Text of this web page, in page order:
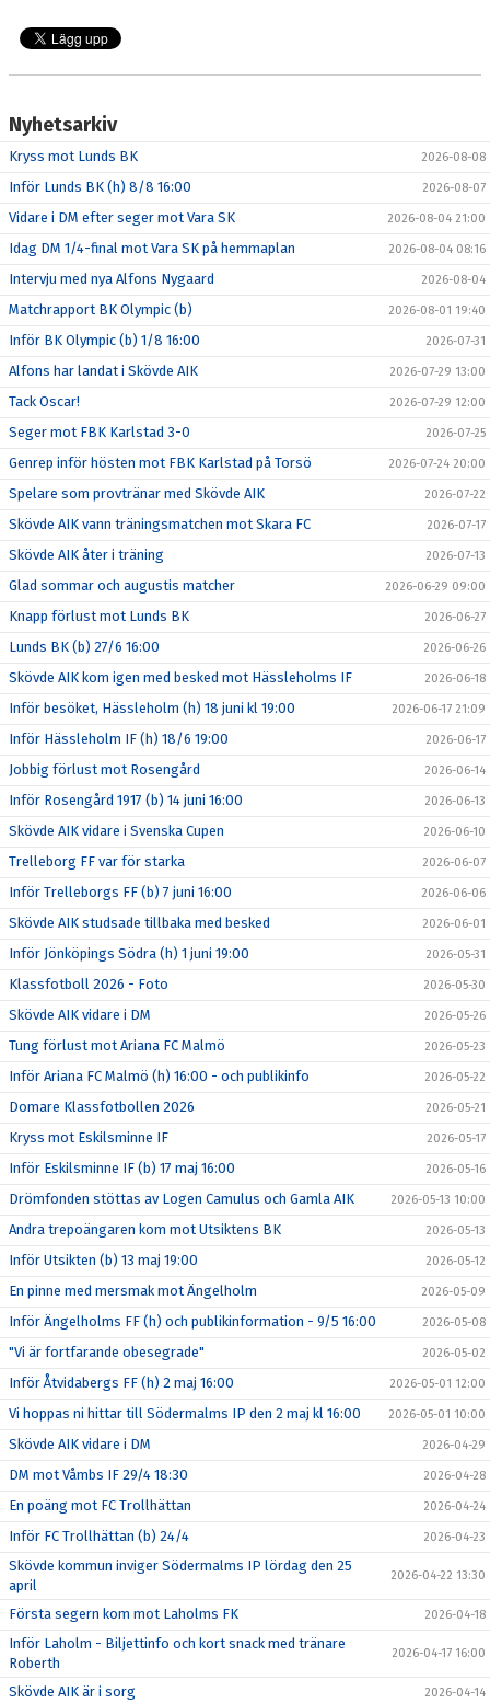
Nyhetsarkiv
Kryss mot Lunds BK 2026-08-08
Inför Lunds BK (h) 8/8 16:00 2026-08-07
Vidare i DM efter seger mot Vara SK 2026-08-04 21:00
Idag DM 1/4-final mot Vara SK på hemmaplan 2026-08-04 08:16
Intervju med nya Alfons Nygaard 2026-08-04
Matchrapport BK Olympic (b) 2026-08-01 19:40
Inför BK Olympic (b) 1/8 16:00 2026-07-31
Alfons har landat i Skövde AIK 2026-07-29 13:00
Tack Oscar! 2026-07-29 12:00
Seger mot FBK Karlstad 3-0 2026-07-25
Genrep inför hösten mot FBK Karlstad på Torsö 2026-07-24 20:00
Spelare som provtränar med Skövde AIK 2026-07-22
Skövde AIK vann träningsmatchen mot Skara FC 2026-07-17
Skövde AIK åter i träning 2026-07-13
Glad sommar och augustis matcher 2026-06-29 09:00
Knapp förlust mot Lunds BK 2026-06-27
Lunds BK (b) 27/6 16:00 2026-06-26
Skövde AIK kom igen med besked mot Hässleholms IF 2026-06-18
Inför besöket, Hässleholm (h) 18 juni kl 19:00 2026-06-17 21:09
Inför Hässleholm IF (h) 18/6 19:00 2026-06-17
Jobbig förlust mot Rosengård 2026-06-14
Inför Rosengård 1917 (b) 14 juni 16:00 2026-06-13
Skövde AIK vidare i Svenska Cupen 2026-06-10
Trelleborg FF var för starka 2026-06-07
Inför Trelleborgs FF (b) 7 juni 16:00 2026-06-06
Skövde AIK studsade tillbaka med besked 2026-06-01
Inför Jönköpings Södra (h) 1 juni 19:00 2026-05-31
Klassfotboll 2026 - Foto 2026-05-30
Skövde AIK vidare i DM 2026-05-26
Tung förlust mot Ariana FC Malmö 2026-05-23
Inför Ariana FC Malmö (h) 16:00 - och publikinfo 2026-05-22
Domare Klassfotbollen 2026 2026-05-21
Kryss mot Eskilsminne IF 2026-05-17
Inför Eskilsminne IF (b) 17 maj 16:00 2026-05-16
Drömfonden stöttas av Logen Camulus och Gamla AIK 2026-05-13 10:00
Andra trepoängaren kom mot Utsiktens BK 2026-05-13
Inför Utsikten (b) 13 maj 19:00 2026-05-12
En pinne med mersmak mot Ängelholm 2026-05-09
Inför Ängelholms FF (h) och publikinformation - 9/5 16:00 2026-05-08
"Vi är fortfarande obesegrade" 2026-05-02
Inför Åtvidabergs FF (h) 2 maj 16:00 2026-05-01 12:00
Vi hoppas ni hittar till Södermalms IP den 2 maj kl 16:00 2026-05-01 10:00
Skövde AIK vidare i DM 2026-04-29
DM mot Våmbs IF 29/4 18:30 2026-04-28
En poäng mot FC Trollhättan 2026-04-24
Inför FC Trollhättan (b) 24/4 2026-04-23
Skövde kommun inviger Södermalms IP lördag den 25
april
2026-04-22 13:30
Första segern kom mot Laholms FK 2026-04-18
Inför Laholm - Biljettinfo och kort snack med tränare
Roberth
2026-04-17 16:00
Skövde AIK är i sorg 2026-04-14